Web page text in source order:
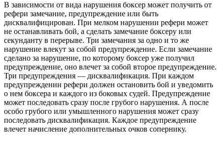
В зависимости от вида нарушения боксер может получить от
рефери замечание, предупреждение или быть
дисквалифицирован. При мелком нарушении рефери может
не останавливать бой, а сделать замечание боксеру или
секунданту в перерыве. Три замечания за одно и то же
нарушение влекут за собой предупреждение. Если замечание
сделано за нарушение, по которому боксер уже получил
предупреждение, оно влечет за собой второе предупреждение.
Три предупреждения — дисквалификация. При каждом
предупреждении рефери должен остановить бой и уведомить
о нем боксера и каждого из боковых судей. Предупреждение
может последовать сразу после грубого нарушения. А после
особо грубого или умышленного нарушения может сразу
последовать дисквалификация. Каждое предупреждение
влечет начисление дополнительных очков сопернику.